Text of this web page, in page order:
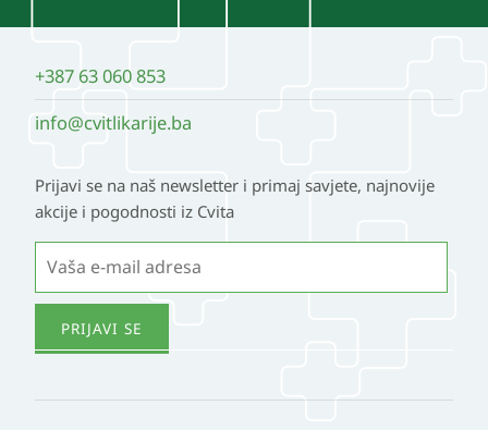
+387 63 060 853
info@cvitlikarije.ba
Prijavi se na naš newsletter i primaj savjete, najnovije
akcije i pogodnosti iz Cvita